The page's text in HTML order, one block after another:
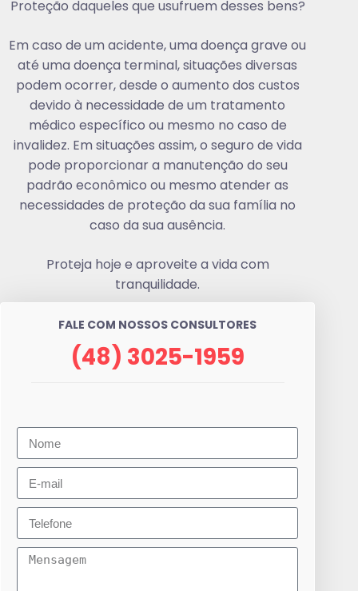
Proteção daqueles que usufruem desses bens?
Em caso de um acidente, uma doença grave ou
até uma doença terminal, situações diversas
podem ocorrer, desde o aumento dos custos
devido à necessidade de um tratamento
médico específico ou mesmo no caso de
invalidez. Em situações assim, o seguro de vida
pode proporcionar a manutenção do seu
padrão econômico ou mesmo atender as
necessidades de proteção da sua família no
caso da sua ausência.
Proteja hoje e aproveite a vida com
tranquilidade.
FALE COM NOSSOS CONSULTORES
(48) 3025-1959